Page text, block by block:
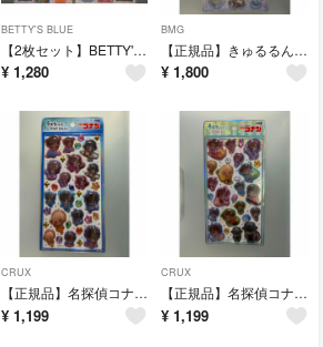
BETTY'S BLUE
【2枚セット】BETTY'S BLUE PETIT STICKERS
¥ 1,280
BMG
【正規品】きゅるるんシール 喫茶アラモード・雅
¥ 1,800
CRUX
【正規品】名探偵コナン うるちゅるＰＯＰ ＳＥＡＬ マリン
¥ 1,199
CRUX
【正規品】名探偵コナン うるちゅるＰＯＰ ＳＥＡＬ きゃらペコ夏フード
¥ 1,199